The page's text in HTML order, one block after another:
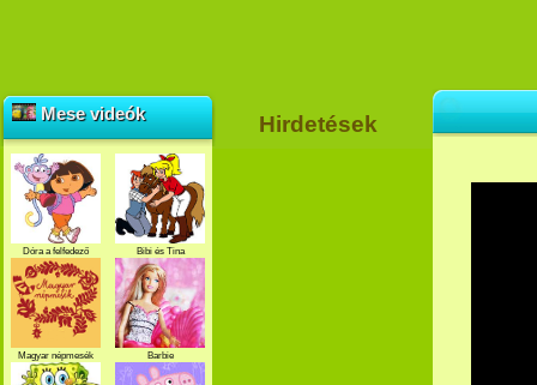
Mese videók
Dóra a felfedező Bibi és Tina
Magyar népmesék Barbie
Hirdetések